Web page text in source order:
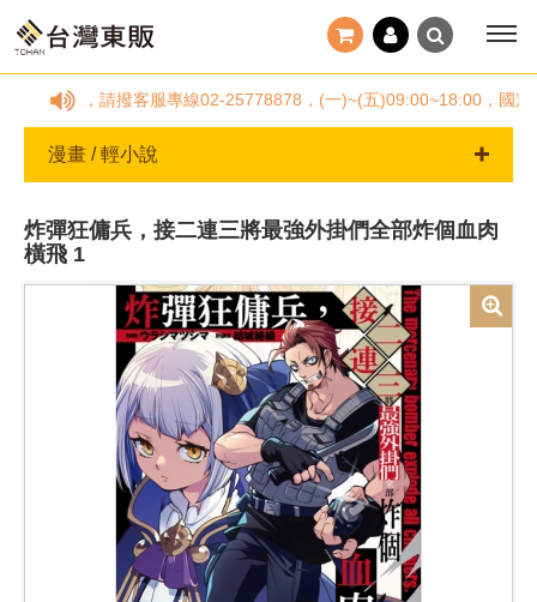
疑問，請撥客服專線02-25778878，(一)~(五)09:00~18:00，國定假
漫畫 / 輕小說
炸彈狂傭兵，接二連三將最強外掛們全部炸個血肉
橫飛 1